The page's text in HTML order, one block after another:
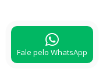
Fale pelo WhatsApp